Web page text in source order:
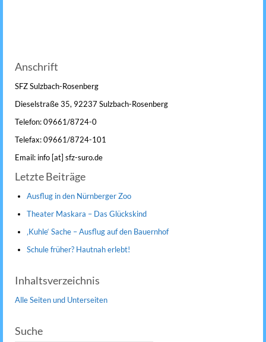
Anschrift
SFZ Sulzbach-Rosenberg
Dieselstraße 35, 92237 Sulzbach-Rosenberg
Telefon: 09661/8724-0
Telefax: 09661/8724-101
Email: info [at] sfz-suro.de
Letzte Beiträge
Ausflug in den Nürnberger Zoo
Theater Maskara – Das Glückskind
‚Kuhle‘ Sache – Ausflug auf den Bauernhof
Schule früher? Hautnah erlebt!
Inhaltsverzeichnis
Alle Seiten und Unterseiten
Suche